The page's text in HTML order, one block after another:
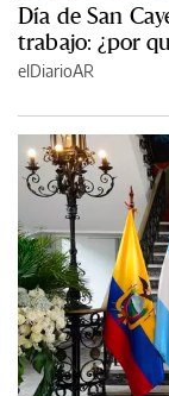
Día de San
trabajo: ¿por
elDiarioAR